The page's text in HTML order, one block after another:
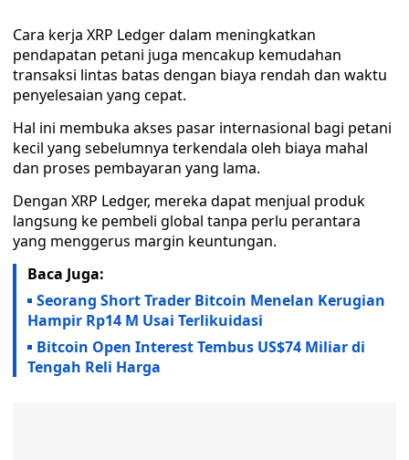
Cara kerja XRP Ledger dalam meningkatkan
pendapatan petani juga mencakup kemudahan
transaksi lintas batas dengan biaya rendah dan waktu
penyelesaian yang cepat.
Hal ini membuka akses pasar internasional bagi petani
kecil yang sebelumnya terkendala oleh biaya mahal
dan proses pembayaran yang lama.
Dengan XRP Ledger, mereka dapat menjual produk
langsung ke pembeli global tanpa perlu perantara
yang menggerus margin keuntungan.
Baca Juga:
Seorang Short Trader Bitcoin Menelan Kerugian
Hampir Rp14 M Usai Terlikuidasi
Bitcoin Open Interest Tembus US$74 Miliar di
Tengah Reli Harga